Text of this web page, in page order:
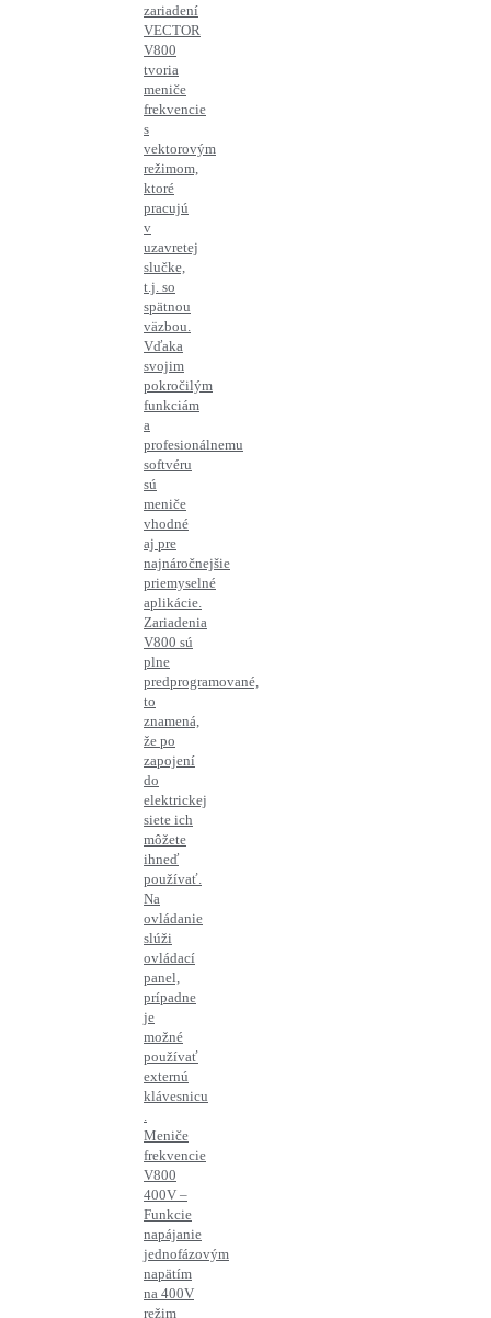
zariadení
VECTOR
V800
tvoria
meniče
frekvencie
s
vektorovým
režimom,
ktoré
pracujú
v
uzavretej
slučke,
t.j. so
spätnou
väzbou.
Vďaka
svojim
pokročilým
funkciám
a
profesionálnemu
softvéru
sú
meniče
vhodné
aj pre
najnáročnejšie
priemyselné
aplikácie.
Zariadenia
V800 sú
plne
predprogramované,
to
znamená,
že po
zapojení
do
elektrickej
siete ich
môžete
ihneď
používať.
Na
ovládanie
slúži
ovládací
panel,
prípadne
je
možné
používať
externú
klávesnicu
.
Meniče
frekvencie
V800
400V –
Funkcie
napájanie
jednofázovým
napätím
na 400V
režim